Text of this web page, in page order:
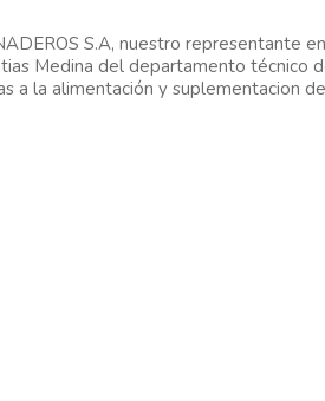
S.A, nuestro representante
Medina del departamento técnico
a la alimentación y suplementacion